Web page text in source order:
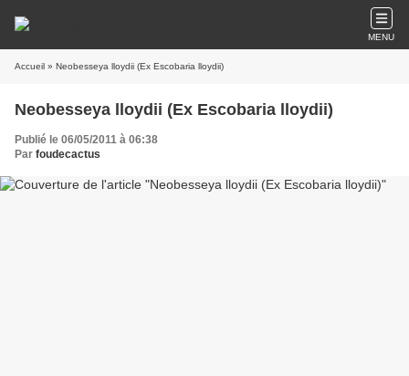
MENU
Accueil » Neobesseya lloydii (Ex Escobaria lloydii)
Neobesseya lloydii (Ex Escobaria lloydii)
Publié le 06/05/2011 à 06:38
Par foudecactus